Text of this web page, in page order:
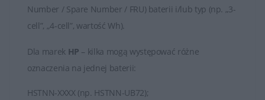
Number / Spare Number / FRU) baterii i/lub typ (np. „3-
cell”, „4-cell”, wartość Wh).
Dla marek HP – kilka mogą występować różne
oznaczenia na jednej baterii:
HSTNN-XXXX (np. HSTNN-UB72);